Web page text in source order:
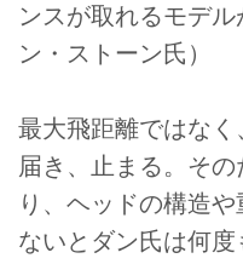
ンスが取れるモデ
ン・ストーン氏）
最大飛距離ではな
届き、止まる。そ
り、ヘッドの構造
ないとダン氏は何